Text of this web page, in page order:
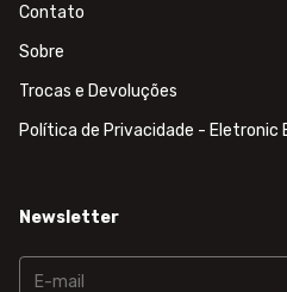
Contato
Sobre
Trocas e Devoluções
Política de Privacidade - Eletronic
Newsletter